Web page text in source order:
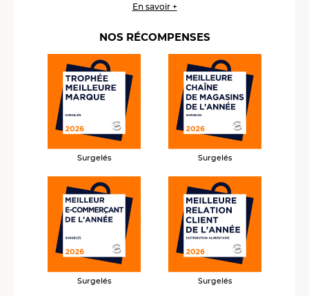
En savoir +
NOS RÉCOMPENSES
Surgelés Surgelés
Surgelés Surgelés